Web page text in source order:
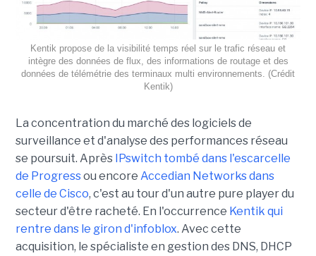
Kentik propose de la visibilité temps réel sur le trafic réseau et
intègre des données de flux, des informations de routage et des
données de télémétrie des terminaux multi environnements. (Crédit
Kentik)
La concentration du marché des logiciels de
surveillance et d'analyse des performances réseau
se poursuit. Après IPswitch tombé dans l'escarcelle
de Progressou encore Accedian Networks dans
celle de Cisco, c'est au tour d'un autre pure player du
secteur d'être racheté. En l'occurrence Kentik qui
rentre dans le giron d'infoblox. Avec cette
acquisition, le spécialiste en gestion des DNS, DHCP